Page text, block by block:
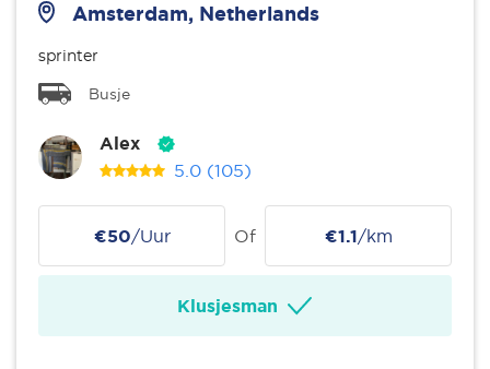
Amsterdam, Netherlands
sprinter
Busje
Alex
5.0 (105)
€50/Uur Of €1.1/km
Klusjesman